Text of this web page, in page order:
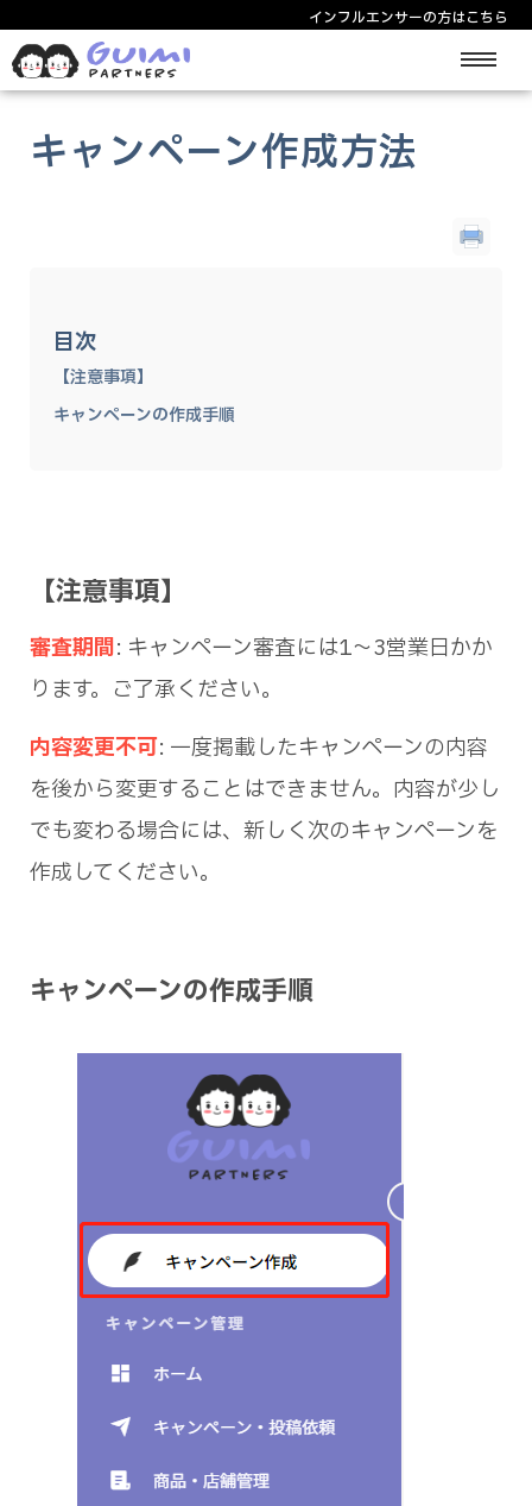
インフルエンサーの方はこちら
キャンペーン作成方法
目次
【注意事項】
キャンペーンの作成手順
【注意事項】
審査期間: キャンペーン審査には1〜3営業日かか
ります。ご了承ください。
内容変更不可: 一度掲載したキャンペーンの内容
を後から変更することはできません。内容が少し
でも変わる場合には、新しく次のキャンペーンを
作成してください。
キャンペーンの作成手順